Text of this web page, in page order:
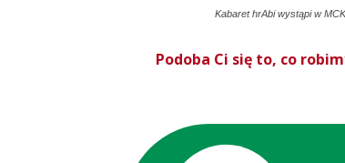
Kabaret hrAbi wystąpi w
Podoba Ci się to, co